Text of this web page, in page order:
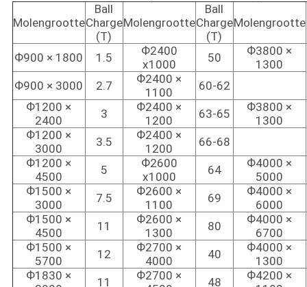
Molengrootte
Ball
Charge
(T)
Molengrootte
Ball
Charge
(T)
Molengrootte
Ф900 × 1800 1.5
Ф2400
x1000
50
Ф3800 ×
1300
Ф900 × 3000
2.7
Ф2400 ×
1100
60-62
Ф1200 ×
2400
3
Ф2400 ×
1200
63-65
Ф3800 ×
1300
Ф1200 ×
3000
3.5
Ф2400 ×
1200
66-68
Ф1200 ×
4500
5
Ф2600
x1000
64
Ф4000 ×
5000
Ф1500 ×
3000
7.5
Ф2600 ×
1100
69
Ф4000 ×
6000
Ф1500 ×
4500
11
Ф2600 ×
1300
80
Ф4000 ×
6700
Ф1500 ×
5700
12
Ф2700 ×
4000
40
Ф4000 ×
1300
Ф1830 ×
11
Ф2700 ×
48
Ф4200 ×